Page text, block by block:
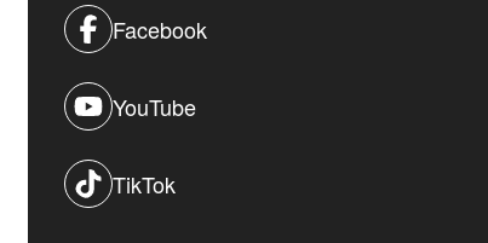
Facebook
YouTube
TikTok